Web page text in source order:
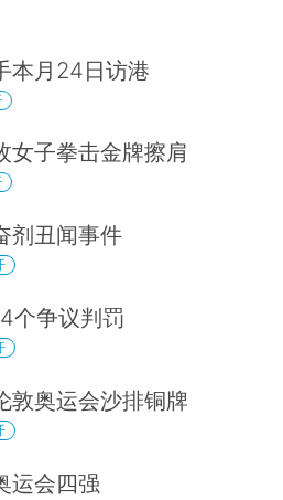
本月24日访港
女子拳击金牌擦肩
剂丑闻事件
个争议判罚
敦奥运会沙排铜牌
运会四强